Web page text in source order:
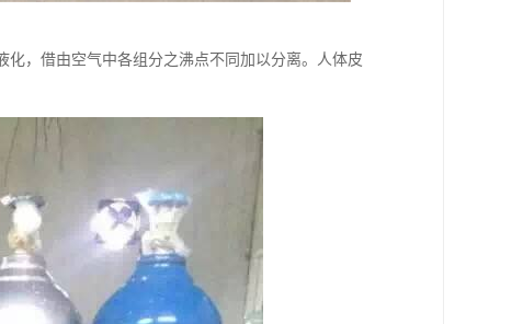
，借由空气中各组分之沸点不同加以分离。人体皮